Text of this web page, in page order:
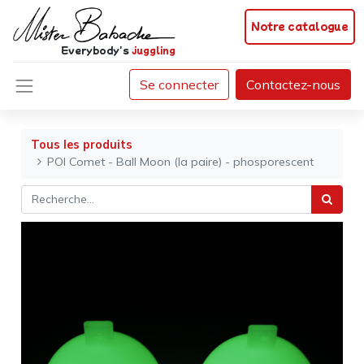
Notre catalogue
Everybody'sjuggling
Se connecter Contactez-nous
Tous les produits
POI Comet - Ball Moon (la paire) - phosporescent